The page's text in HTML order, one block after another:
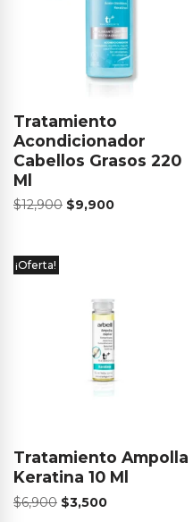
Tratamiento
Acondicionador
Cabellos Grasos 220
Ml
$12,900 $9,900
¡Oferta!
Tratamiento Ampolla
Keratina 10 Ml
$6,900 $3,500